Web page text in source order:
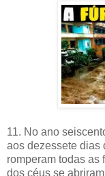
11. No ano
aos dezessete dias
romperam todas as
dos céus se